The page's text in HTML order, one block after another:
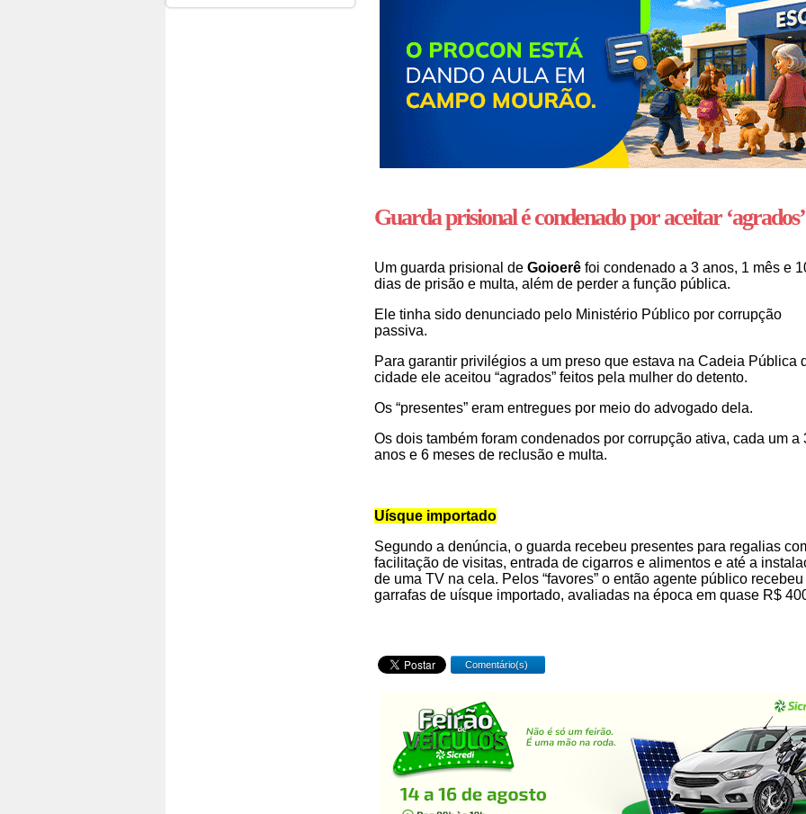
Guarda prisional é condenado por aceitar ‘agrados’
Um guarda prisional de Goioerê foi condenado a 3 anos, 1 mês e
dias de prisão e multa, além de perder a função pública.
Ele tinha sido denunciado pelo Ministério Público por corrupção
passiva.
Para garantir privilégios a um preso que estava na Cadeia Pública
cidade ele aceitou “agrados” feitos pela mulher do detento.
Os “presentes” eram entregues por meio do advogado dela.
Os dois também foram condenados por corrupção ativa, cada um a
anos e 6 meses de reclusão e multa.
Uísque importado
Segundo a denúncia, o guarda recebeu presentes para regalias
facilitação de visitas, entrada de cigarros e alimentos e até a
de uma TV na cela. Pelos “favores” o então agente público recebeu
garrafas de uísque importado, avaliadas na época em quase R$
Comentário(s)